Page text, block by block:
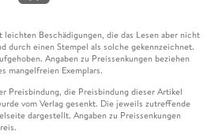
Beschädigungen, die das Lesen aber nicht
durch einen Stempel als solche gekennzeichnet.
Angaben zu Preissenkungen beziehen
mangelfreien Exemplars.
Preisbindung, die Preisbindung dieser Artikel
vom Verlag gesenkt. Die jeweils zutreffende
dargestellt. Angaben zu Preissenkungen